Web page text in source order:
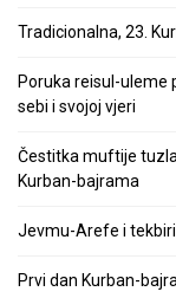
Tradicionalna, 23.
Poruka reisul-uleme
sebi i svojoj vjeri
Čestitka muftije
Kurban-bajrama
Jevmu-Arefe i
Prvi dan Kurban-